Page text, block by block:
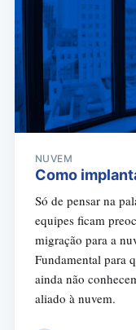
NUVEM
Como
Só de pensar na
equipes ficam
migração para a
Fundamental para
ainda não
aliado à nuvem.